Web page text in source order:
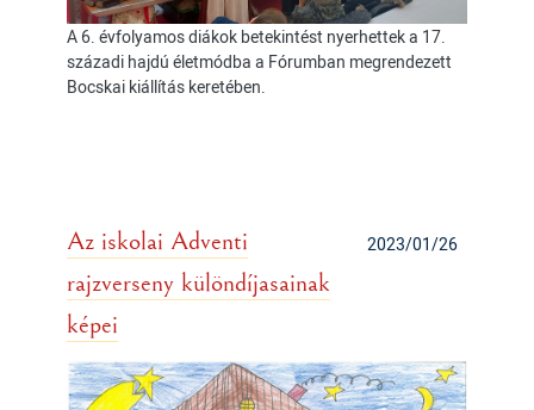
A 6. évfolyamos diákok betekintést nyerhettek a 17.
századi hajdú életmódba a Fórumban megrendezett
Bocskai kiállítás keretében.
2023/01/26
Az iskolai Adventi
rajzverseny különdíjasainak
képei